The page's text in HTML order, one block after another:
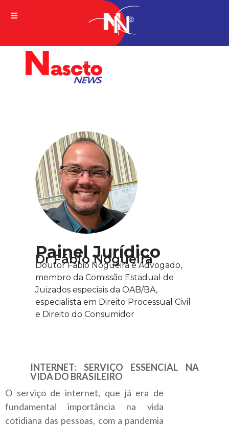
A VERDADE DA NOTICIA
Painel Jurídico
Dr Fábio Nogueira
Doutor Fábio Nogueira é Advogado,
membro da Comissão Estadual de
Juizados especiais da OAB/BA,
especialista em Direito Processual Civil
e Direito do Consumidor
INTERNET: SERVIÇO ESSENCIAL NA
VIDA DO BRASILEIRO
O serviço de internet, que já era de
fundamental importância na vida
cotidiana das pessoas, com a pandemia